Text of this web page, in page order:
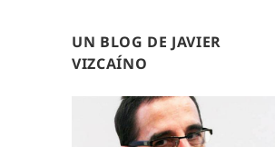
UN BLOG DE JAVIER
VIZCAÍNO